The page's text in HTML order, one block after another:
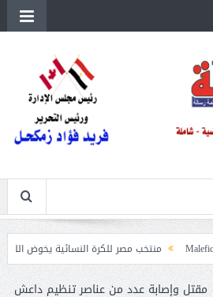
منتخب مصر للكرة النسائية يخوض الليلة مباراة وداع
مقتل وإصابة عدد من عناصر تنظيم داعش